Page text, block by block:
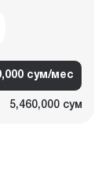
сум/мес
5,460,000 сум